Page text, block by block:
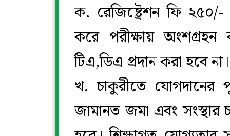
ক. রেজিষ্ট্রেশন ফি
করে পরীক্ষায়
টিএ,ডিএ প্রদান করা হবে না।
খ. চাকুরীতে যোগদানের
জামানত জমা এবং সংস্থার